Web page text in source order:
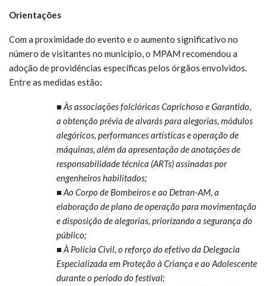
Orientações
Com a proximidade do evento e o aumento significativo no
número de visitantes no município, o MPAM recomendou a
adoção de providências específicas pelos órgãos envolvidos.
Entre as medidas estão:
■ Às associações folclóricas Caprichoso e Garantido,
a obtenção prévia de alvarás para alegorias, módulos
alegóricos, performances artísticas e operação de
máquinas, além da apresentação de anotações de
responsabilidade técnica (ARTs) assinadas por
engenheiros habilitados;
■ Ao Corpo de Bombeiros e ao Detran-AM, a
elaboração de plano de operação para movimentação
e disposição de alegorias, priorizando a segurança do
público;
■ À Polícia Civil, o reforço do efetivo da Delegacia
Especializada em Proteção à Criança e ao Adolescente
durante o período do festival;